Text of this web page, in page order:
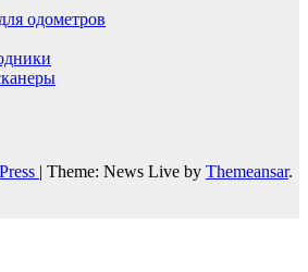
одометров
| Theme: News Live by Themeansar.